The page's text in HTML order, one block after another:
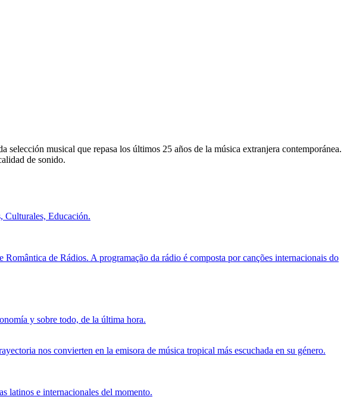
musical que repasa los últimos 25 años de la música extranjera contemporánea.
de sonido.
Culturales, Educación.
de Rádios. A programação da rádio é composta por canções internacionais do
y sobre todo, de la última hora.
nos convierten en la emisora de música tropical más escuchada en su género.
latinos e internacionales del momento.